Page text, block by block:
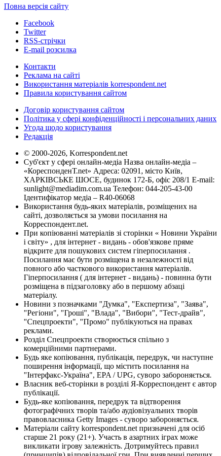
Повна версія сайту
Facebook
Twitter
RSS-стрічки
E-mail розсилка
Контакти
Реклама на сайті
Використання матеріалів korrespondent.net
Правила користування сайтом
Договір користування сайтом
Політика у сфері конфіденційності і персональних даних
Угода щодо користування
Редакція
© 2000-2026, Korrespondent.net
Суб'єкт у сфері онлайн-медіа Назва онлайн-медіа –
«КореспонденТ.net» Адреса: 02091, місто Київ,
ХАРКІВСЬКЕ ШОСЕ, будинок 172-Б, офіс 208/1 E-mail:
sunlight@mediadim.com.ua Телефон: 044-205-43-00
Ідентифікатор медіа – R40-06068
Використання будь-яких матеріалів, розміщених на
сайті, дозволяється за умови посилання на
Корреспондент.net.
При копіюванні матеріалів зі сторінки « Новини України
і світу» , для інтернет - видань - обов'язкове пряме
відкрите для пошукових систем гіперпосилання .
Посилання має бути розміщена в незалежності від
повного або часткового використання матеріалів.
Гіперпосилання ( для інтернет - видань) - повинна бути
розміщена в підзаголовку або в першому абзаці
матеріалу.
Новини з позначками "Думка", "Експертиза", "Заява",
"Регіони", "Гроші", "Влада", "Вибори", "Тест-драйв",
"Спецпроекти", "Промо" публікуються на правах
реклами.
Розділ Спецпроекти створюється спільно з
комерційними партнерами.
Будь яке копіювання, публікація, передрук, чи наступне
поширення інформації, що містить посилання на
"Інтерфакс-Україна", EPA / UPG, суворо забороняється.
Власник веб-сторінки в розділі Я-Корреспондент є автор
публікації.
Будь-яке копіювання, передрук та відтворення
фотографічних творів та/або аудіовізуальних творів
правовласника Getty Images - суворо забороняється.
Матеріали сайту korrespondent.net призначені для осіб
старше 21 року (21+). Участь в азартних іграх може
викликати ігрову залежність. Дотримуйтесь правил